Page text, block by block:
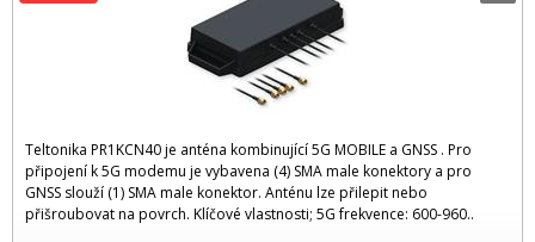
Teltonika PR1KCN40 je anténa kombinující 5G MOBILE a GNSS . Pro
připojení k 5G modemu je vybavena (4) SMA male konektory a pro
GNSS slouží (1) SMA male konektor. Anténu lze přilepit nebo
přišroubovat na povrch. Klíčové vlastnosti; 5G frekvence: 600-960..